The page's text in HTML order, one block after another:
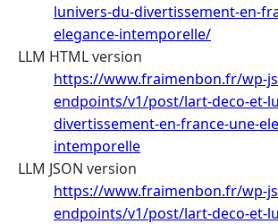
lunivers-du-divertissement-en-
elegance-intemporelle/
LLM HTML version
https://www.fraimenbon.fr/wp-
endpoints/v1/post/lart-deco-et-
divertissement-en-france-une-
intemporelle
LLM JSON version
https://www.fraimenbon.fr/wp-
endpoints/v1/post/lart-deco-et-